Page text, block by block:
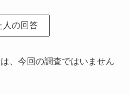
人の回答
、今回の調査ではいません